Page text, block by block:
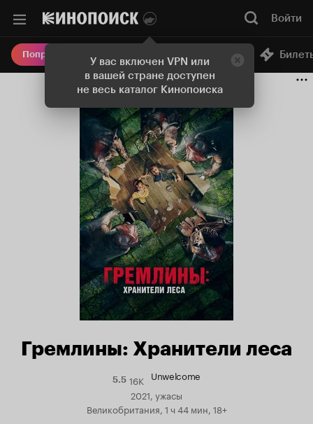
У вас включен VPN или
в вашей стране доступен
не весь каталог Кинопоиска
Войти
Попробовать Плюс Онлайн-кинотеатр
Гремлины: Хранители леса
5.5Рейтинг
Кинопоиска
5.5
16K Unwelcome
2021, ужасы
Великобритания, 1 ч 44 мин, 18+